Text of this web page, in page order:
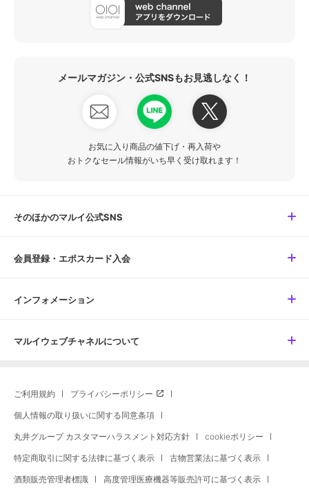
メールマガジン・公式SNSもお見逃しなく！
お気に入り商品の値下げ・再入荷や
おトクなセール情報がいち早く受け取れます！
そのほかのマルイ公式SNS
会員登録・エポスカード入会
インフォメーション
マルイウェブチャネルについて
ご利用規約 プライバシーポリシー
個人情報の取り扱いに関する同意条項
丸井グループ カスタマーハラスメント対応方針 cookieポリシー
特定商取引に関する法律に基づく表示 古物営業法に基づく表示
酒類販売管理者標識 高度管理医療機器等販売許可に基づく表示